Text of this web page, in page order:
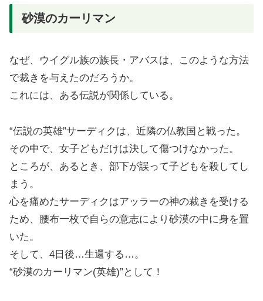
砂漠のカーリマン
なぜ、ウイグル族の族長・アバスは、このような方法
で裁きを与えたのだろうか。
これには、ある伝説が関係している。
“伝説の英雄”サーディクは、近隣の仏教国と戦った。
その中で、女子どもだけは決して傷つけなかった。
ところが、あるとき、部下が誤って子どもを殺してし
まう。
心を痛めたサーディクはアッラーの神の裁きを受ける
ため、腰布一枚で自らの意志により砂漠の中に身を置
いた。
そして、4日後…生還する…。
“砂漠のカーリマン(英雄)”として！